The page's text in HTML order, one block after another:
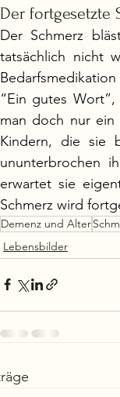
Der fortgesetzte
Der Schmerz
tatsächlich nicht
“Ein gutes
man doch nur
Kindern, die sie
ununterbrochen
erwartet sie
Schmerz wird
Demenz und Alter
Lebensbilder